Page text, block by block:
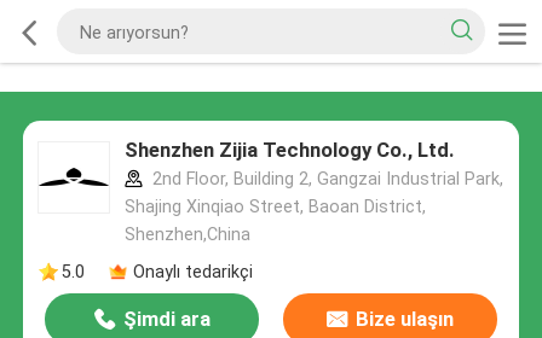
Shenzhen Zijia Technology Co., Ltd.
2nd Floor, Building 2, Gangzai Industrial Park,
Shajing Xinqiao Street, Baoan District,
Shenzhen,China
5.0
Onaylı tedarikçi
Şimdi ara Bize ulaşın